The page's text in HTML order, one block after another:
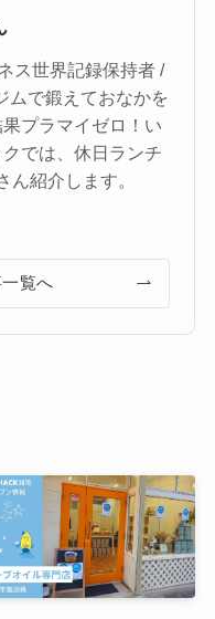
ス世界記録保持者 /
ムで鍛えておなかを
プラマイゼロ！い
では、休日ランチ
ん紹介します。
覧へ